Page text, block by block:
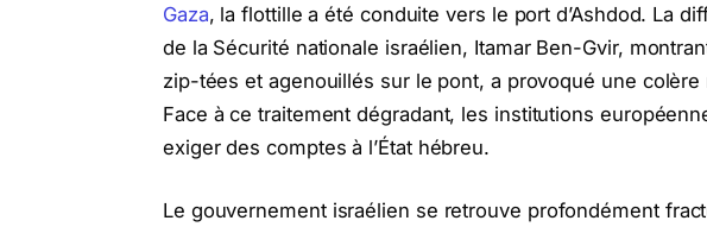
Gaza, la flottille a été conduite vers le port d’Ashdod. La
de la Sécurité nationale israélien, Itamar Ben-Gvir,
zip-tées et agenouillés sur le pont, a provoqué une colère
Face à ce traitement dégradant, les institutions
exiger des comptes à l’État hébreu.
Le gouvernement israélien se retrouve profondément